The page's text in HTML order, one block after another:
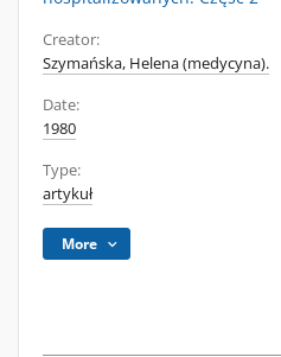
Creator:
Szymańska, Helena (medycyna).
Date:
1980
Type:
artykuł
More